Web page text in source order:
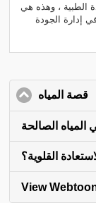
الطبية ، وهذه هي
إدارة الجودة
قصة المياه
الصالحة
القلوية؟
View